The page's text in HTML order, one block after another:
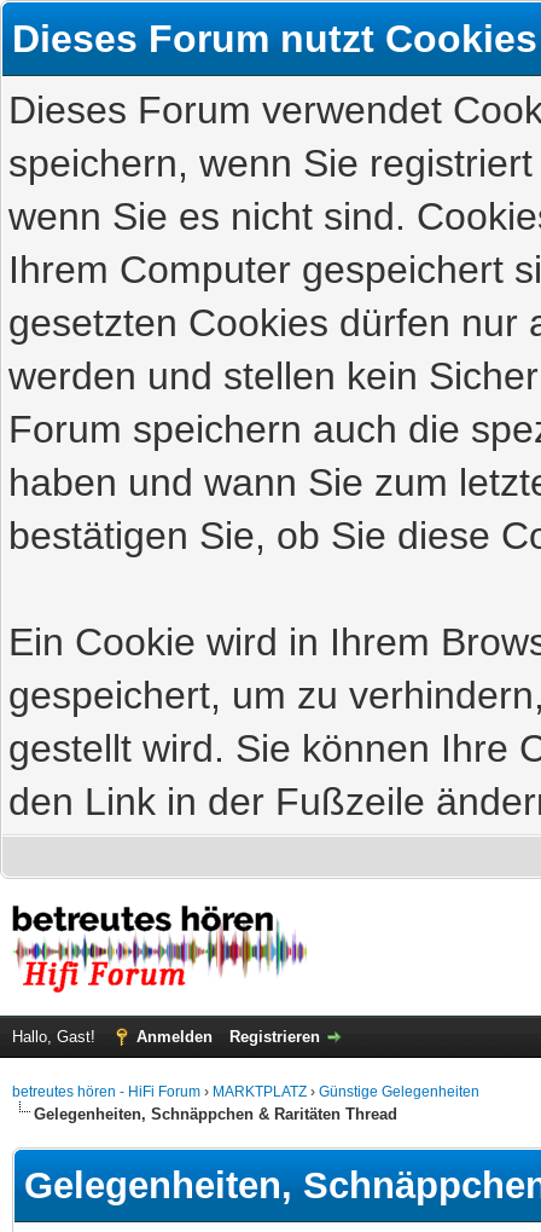
Dieses Forum nutzt Cookies
Dieses Forum verwendet
speichern, wenn Sie
wenn Sie es nicht sind.
Ihrem Computer gespeichert
gesetzten Cookies dürfen nur
werden und stellen kein
Forum speichern auch die
haben und wann Sie zum
bestätigen Sie, ob Sie diese
Ein Cookie wird in Ihrem
gespeichert, um zu
gestellt wird. Sie können Ihre
den Link in der Fußzeile
Hallo, Gast! Anmelden Registrieren
betreutes hören - HiFi Forum › MARKTPLATZ › Günstige Gelegenheiten
Gelegenheiten, Schnäppchen & Raritäten Thread
Gelegenheiten,